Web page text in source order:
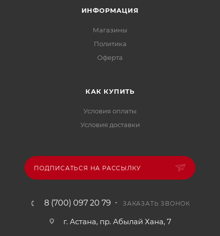
ИНФОРМАЦИЯ
Магазины
Политика
Офертa
КАК КУПИТЬ
Условия оплаты
Условия доставки
ПОДПИСАТЬСЯ НА РАССЫЛКУ
8 (700) 097 20 79 ЗАКАЗАТЬ ЗВОНОК
г. Астана, пр. Абылай Хана, 7